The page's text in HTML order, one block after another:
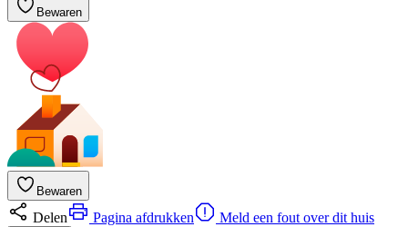
Bewaren
Bewaren
Delen Pagina afdrukken Meld een fout over dit huis